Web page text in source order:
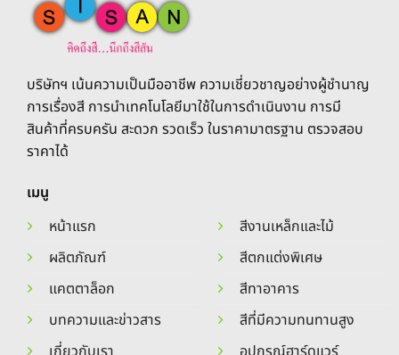
บริษัทฯ เน้นความเป็นมืออาชีพ ความเชี่ยวชาญอย่างผู้ชำนาญ
การเรื่องสี การนำเทคโนโลยีมาใช้ในการดำเนินงาน การมี
สินค้าที่ครบครัน สะดวก รวดเร็ว ในราคามาตรฐาน ตรวจสอบ
ราคาได้
เมนู
หน้าแรก
ผลิตภัณฑ์
แคตตาล็อก
บทความและข่าวสาร
สีงานเหล็กและไม้
สีตกแต่งพิเศษ
สีทาอาคาร
สีที่มีความทนทานสูง